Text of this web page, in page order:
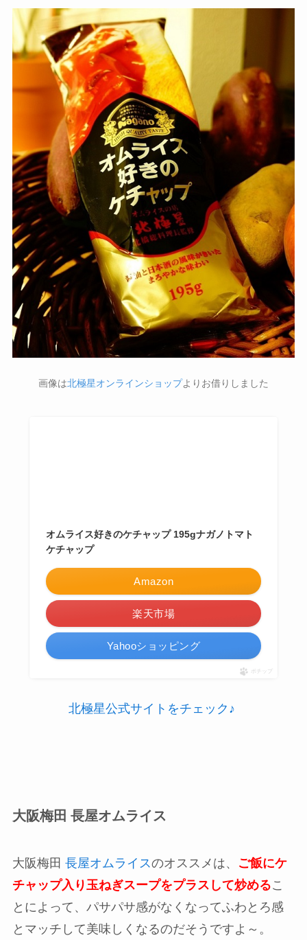
画像は北極星オンラインショップよりお借りしました
オムライス好きのケチャップ 195gナガノトマト
ケチャップ
Amazon
楽天市場
Yahooショッピング
ポチップ
北極星公式サイトをチェック♪
大阪梅田 長屋オムライス
大阪梅田 長屋オムライスのオススメは、
ご飯にケ
チャップ入り玉ねぎスープをプラスして炒めるこ
とによって、パサパサ感がなくなってふわとろ感
とマッチして美味しくなるのだそうですよ～。